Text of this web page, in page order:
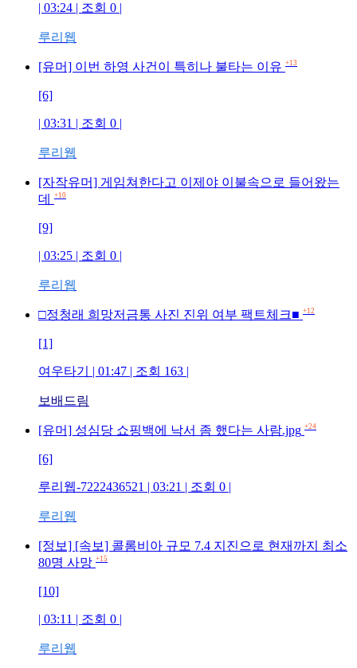
| 03:24 | 조회 0 |
루리웹
[유머] 이번 하영 사건이 특히나 불타는 이유 +13
[6]
| 03:31 | 조회 0 |
루리웹
[자작유머] 게임쳐한다고 이제야 이불속으로 들어왔는
데
+10
[9]
| 03:25 | 조회 0 |
루리웹
□정청래 희망저금통 사진 진위 여부 팩트체크■ +12
[1]
여우타기 | 01:47 | 조회 163 |
보배드림
[유머] 성심당 쇼핑백에 낙서 좀 했다는 사람.jpg +24
[6]
루리웹-7222436521 | 03:21 | 조회 0 |
루리웹
[정보] [속보] 콜롬비아 규모 7.4 지진으로 현재까지 최소
80명 사망 +15
[10]
| 03:11 | 조회 0 |
루리웹